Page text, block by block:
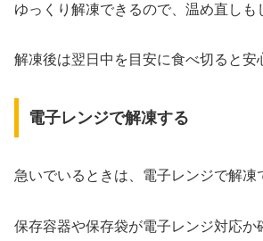
ゆっくり解凍できるので、温め直しも
解凍後は翌日中を目安に食べ切ると安
電子レンジで解凍する
急いでいるときは、電子レンジで解凍
保存容器や保存袋が電子レンジ対応か